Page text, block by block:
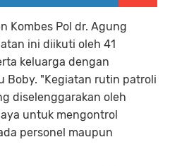
Kombes Pol dr. Agung
ini diikuti oleh 41
keluarga dengan
Boby. "Kegiatan rutin patroli
diselenggarakan oleh
untuk mengontrol
personel maupun